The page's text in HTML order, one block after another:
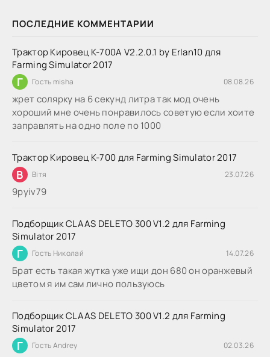
ПОСЛЕДНИЕ КОММЕНТАРИИ
Трактор Кировец К-700А V2.2.0.1 by Erlan10 для
Farming Simulator 2017
Г Гость misha 08.08.26
жрет солярку на 6 секунд литра так мод очень
хороший мне очень понравилось советую если хоите
заправлять на одно поле по 1000
Трактор Кировец К-700 для Farming Simulator 2017
В Вітя 23.07.26
9руіv79
Подборщик CLAAS DELETO 300 V1.2 для Farming
Simulator 2017
Г Гость Николай 14.07.26
Брат есть такая жутка уже ищи дон 680 он оранжевый
цветом я им сам лично пользуюсь
Подборщик CLAAS DELETO 300 V1.2 для Farming
Simulator 2017
Г Гость Andrey 02.03.26